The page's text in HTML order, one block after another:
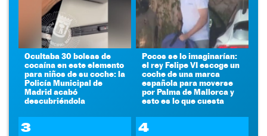
Ocultaba 30 bolsas de
cocaína en este elemento
para niños de su coche: la
Policía Municipal de
Madrid acabó
descubriéndola
Pocos se lo imaginarían:
el rey Felipe VI escoge un
coche de una marca
española para moverse
por Palma de Mallorca y
esto es lo que cuesta
3 4